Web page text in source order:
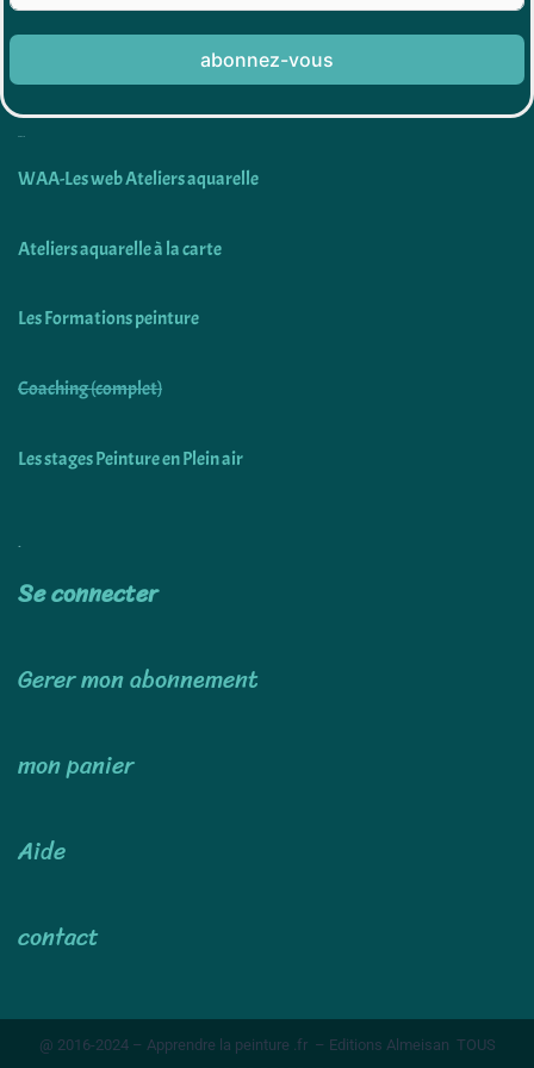
abonnez-vous
WAA-Les web Ateliers aquarelle
Ateliers aquarelle à la carte
Les Formations peinture
Coaching (complet)
Les stages Peinture en Plein air
Se connecter
Gerer mon abonnement
mon panier
Aide
contact
@ 2016-2024 – Apprendre la peinture .fr – Editions Almeisan TOUS